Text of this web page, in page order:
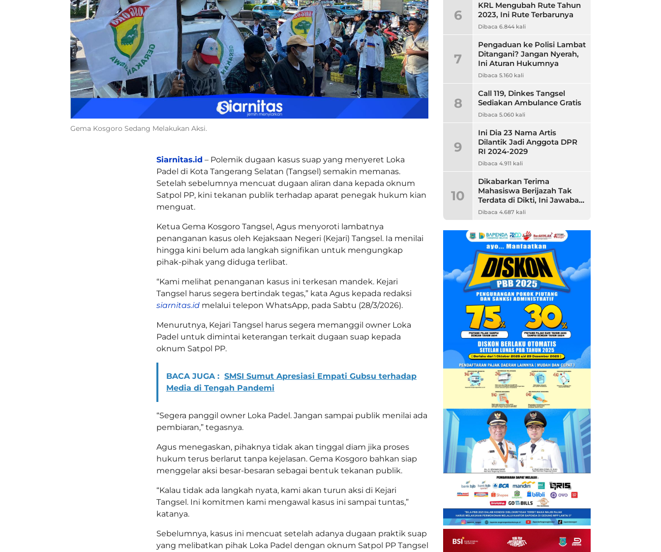
Gema Kosgoro Sedang Melakukan Aksi.
Siarnitas.id – Polemik dugaan kasus suap yang menyeret Loka
Padel di Kota Tangerang Selatan (Tangsel) semakin memanas.
Setelah sebelumnya mencuat dugaan aliran dana kepada oknum
Satpol PP, kini tekanan publik terhadap aparat penegak hukum kian
menguat.
Ketua Gema Kosgoro Tangsel, Agus menyoroti lambatnya
penanganan kasus oleh Kejaksaan Negeri (Kejari) Tangsel. Ia menilai
hingga kini belum ada langkah signifikan untuk mengungkap
pihak-pihak yang diduga terlibat.
“Kami melihat penanganan kasus ini terkesan mandek. Kejari
Tangsel harus segera bertindak tegas,” kata Agus kepada redaksi
siarnitas.id melalui telepon WhatsApp, pada Sabtu (28/3/2026).
Menurutnya, Kejari Tangsel harus segera memanggil owner Loka
Padel untuk dimintai keterangan terkait dugaan suap kepada
oknum Satpol PP.
BACA JUGA : SMSI Sumut Apresiasi Empati Gubsu terhadap
Media di Tengah Pandemi
“Segera panggil owner Loka Padel. Jangan sampai publik menilai ada
pembiaran,” tegasnya.
Agus menegaskan, pihaknya tidak akan tinggal diam jika proses
hukum terus berlarut tanpa kejelasan. Gema Kosgoro bahkan siap
menggelar aksi besar-besaran sebagai bentuk tekanan publik.
“Kalau tidak ada langkah nyata, kami akan turun aksi di Kejari
Tangsel. Ini komitmen kami mengawal kasus ini sampai tuntas,”
katanya.
Sebelumnya, kasus ini mencuat setelah adanya dugaan praktik suap
yang melibatkan pihak Loka Padel dengan oknum Satpol PP Tangsel
6
KRL Mengubah Rute Tahun
2023, Ini Rute Terbarunya
Dibaca 6.844 kali
7
Pengaduan ke Polisi Lambat
Ditangani? Jangan Nyerah,
Ini Aturan Hukumnya
Dibaca 5.160 kali
8
Call 119, Dinkes Tangsel
Sediakan Ambulance Gratis
Dibaca 5.060 kali
9
Ini Dia 23 Nama Artis
Dilantik Jadi Anggota DPR
RI 2024-2029
Dibaca 4.911 kali
10
Dikabarkan Terima
Mahasiswa Berijazah Tak
Terdata di Dikti, Ini Jawaban
Unpam
Dibaca 4.687 kali